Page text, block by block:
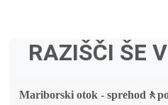
RAZIŠČI ŠE
Mariborski otok -